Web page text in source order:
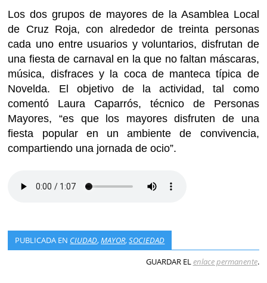
Los dos grupos de mayores de la Asamblea Local
de Cruz Roja, con alrededor de treinta personas
cada uno entre usuarios y voluntarios, disfrutan de
una fiesta de carnaval en la que no faltan máscaras,
música, disfraces y la coca de manteca típica de
Novelda. El objetivo de la actividad, tal como
comentó Laura Caparrós, técnico de Personas
Mayores, “es que los mayores disfruten de una
fiesta popular en un ambiente de convivencia,
compartiendo una jornada de ocio”.
PUBLICADA EN CIUDAD,MAYOR,SOCIEDAD
GUARDAR ELenlace permanente.